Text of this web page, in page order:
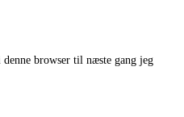
browser til næste gang jeg